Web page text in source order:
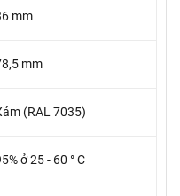
mm
mm
(RAL 7035)
ở 25 - 60 ° C